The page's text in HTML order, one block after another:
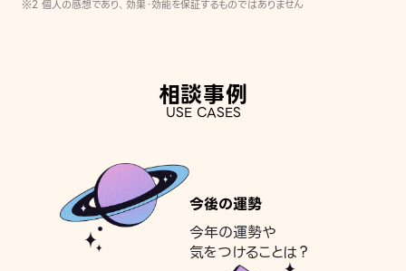
※2 個人の感想であり、効果・効能を保証するものではありません
相談事例
USE CASES
今後の運勢
今年の運勢や
気をつけることは？